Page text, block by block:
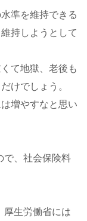
準を維持できる
持しようとして
て地獄、老後も
けでしょう。
増やすなと思い
で、社会保険料
厚生労働省には